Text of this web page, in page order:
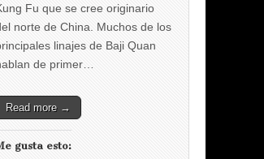
Fu que se cree originario
norte de China. Muchos de los
linajes de Baji Quan
de primer…
Read more →
gusta esto: